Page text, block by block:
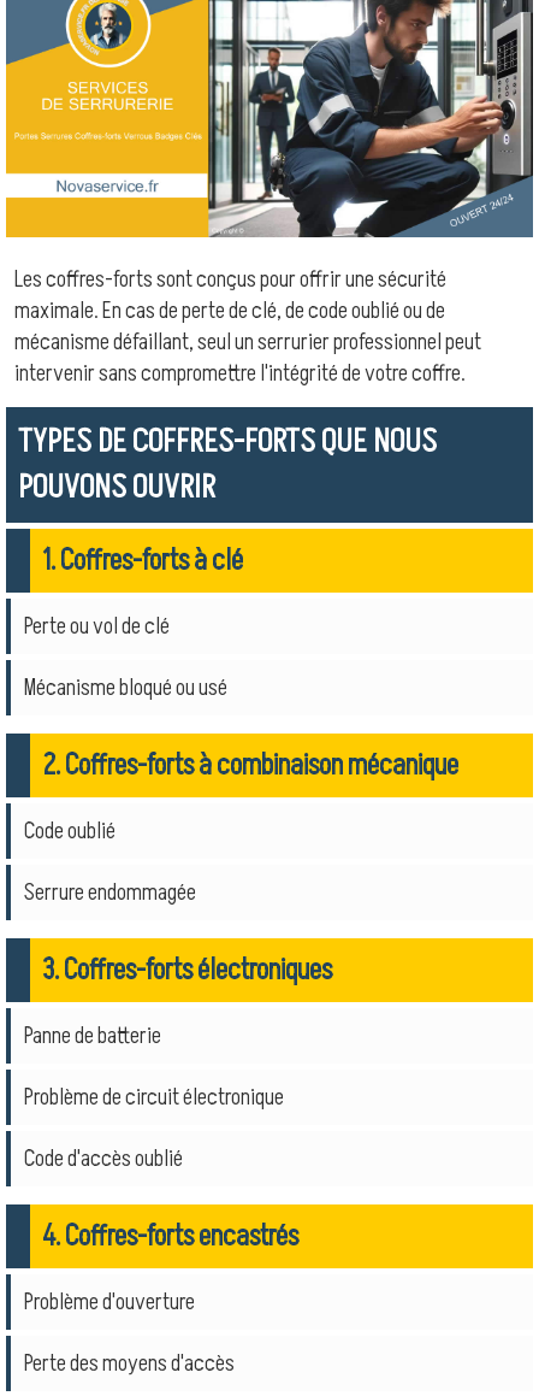
Les coffres-forts sont conçus pour offrir une sécurité
maximale. En cas de perte de clé, de code oublié ou de
mécanisme défaillant, seul un serrurier professionnel peut
intervenir sans compromettre l'intégrité de votre coffre.
TYPES DE COFFRES-FORTS QUE NOUS
POUVONS OUVRIR
1. Coffres-forts à clé
Perte ou vol de clé
Mécanisme bloqué ou usé
2. Coffres-forts à combinaison mécanique
Code oublié
Serrure endommagée
3. Coffres-forts électroniques
Panne de batterie
Problème de circuit électronique
Code d'accès oublié
4. Coffres-forts encastrés
Problème d'ouverture
Perte des moyens d'accès